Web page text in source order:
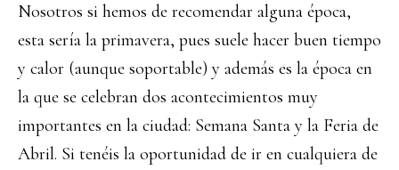
Nosotros si hemos de recomendar alguna época,
esta sería la primavera, pues suele hacer buen tiempo
y calor (aunque soportable) y además es la época en
la que se celebran dos acontecimientos muy
importantes en la ciudad: Semana Santa y la Feria de
Abril. Si tenéis la oportunidad de ir en cualquiera de